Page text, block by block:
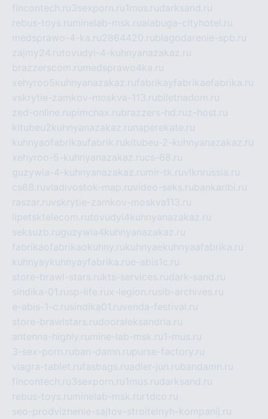
fincontech.ru3sexporn.ru1mus.rudarksand.ru
rebus-toys.ru minelab-msk.rualabuga-cityhotel.ru
medsprawo-4-ka.ru2864420.rublagodarenie-spb.ru
zajmy24.rutovudyi-4-kuhnyanazakaz.ru
brazzerscom.ru medsprawo4ka.ru
xehyroo5kuhnyanazakaz.rufabrikayfabrikaefabrika.ru
vskrytie-zamkov-moskva-113.rubiletnadom.ru
zed-online.rupimchax.rubrazzers-hd.ruz-host.ru
kitubeu2kuhnyanazakaz.ru naperekate.ru
kuhnyaofabrikaufabrik.rukitubeu-2-kuhnyanazakaz.ru
xehyroo-5-kuhnyanazakaz.rucs-68.ru
guzywia-4-kuhnyanazakaz.ru mir-tk.ruvlknrussia.ru
cs68.ruvladivostok-map.ruvideo-seks.rubankaribi.ru
raszar.ruvskrytie-zamkov-moskva113.ru
lipetsktelecom.rutovudyi4kuhnyanazakaz.ru
seksuzb.ruguzywia4kuhnyanazakaz.ru
fabrikaofabrikaokuhny.rukuhnyaekuhnyaafabrika.ru
kuhnyaykuhnyayfabrika.rue-abis1c.ru
store-brawl-stars.rukts-services.rudark-sand.ru
sindika-01.rusp-life.rux-legion.rusib-archives.ru
e-abis-1-c.rusindika01.ruvenda-festival.ru
store-brawlstars.rudooraleksandria.ru
antenna-highly.ru mine-lab-msk.ru1-mus.ru
3-sex-porn.ruban-damn.rupurse-factory.ru
viagra-tablet.rufasbags.ruadler-jun.rubandamn.ru
fincontech.ru3sexporn.ru1mus.rudarksand.ru
rebus-toys.ru minelab-msk.ru rtdco.ru
seo-prodvizhenie-sajtov-stroitelnyh-kompanij.ru